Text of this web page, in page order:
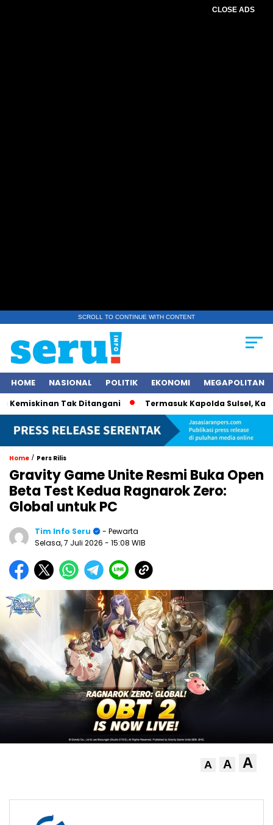
CLOSE ADS
SCROLL TO CONTINUE WITH CONTENT
HOME NASIONAL POLITIK EKONOMI MEGAPOLITAN
Tak Ditangani Termasuk Kapolda Sulsel, Kapolri
Home / Pers Rilis
Gravity Game Unite Resmi Buka Open
Beta Test Kedua Ragnarok Zero:
Global untuk PC
Tim Info Seru
- Pewarta
Selasa, 7 Juli 2026 - 15:08 WIB
A A A